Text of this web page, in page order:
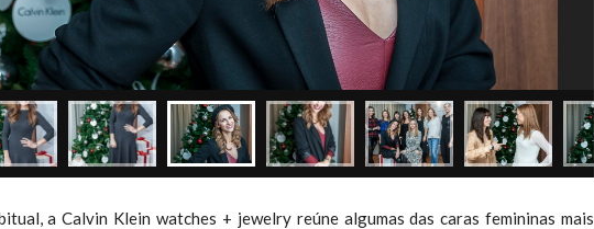
a Calvin Klein watches + jewelry reúne algumas das caras femininas mais